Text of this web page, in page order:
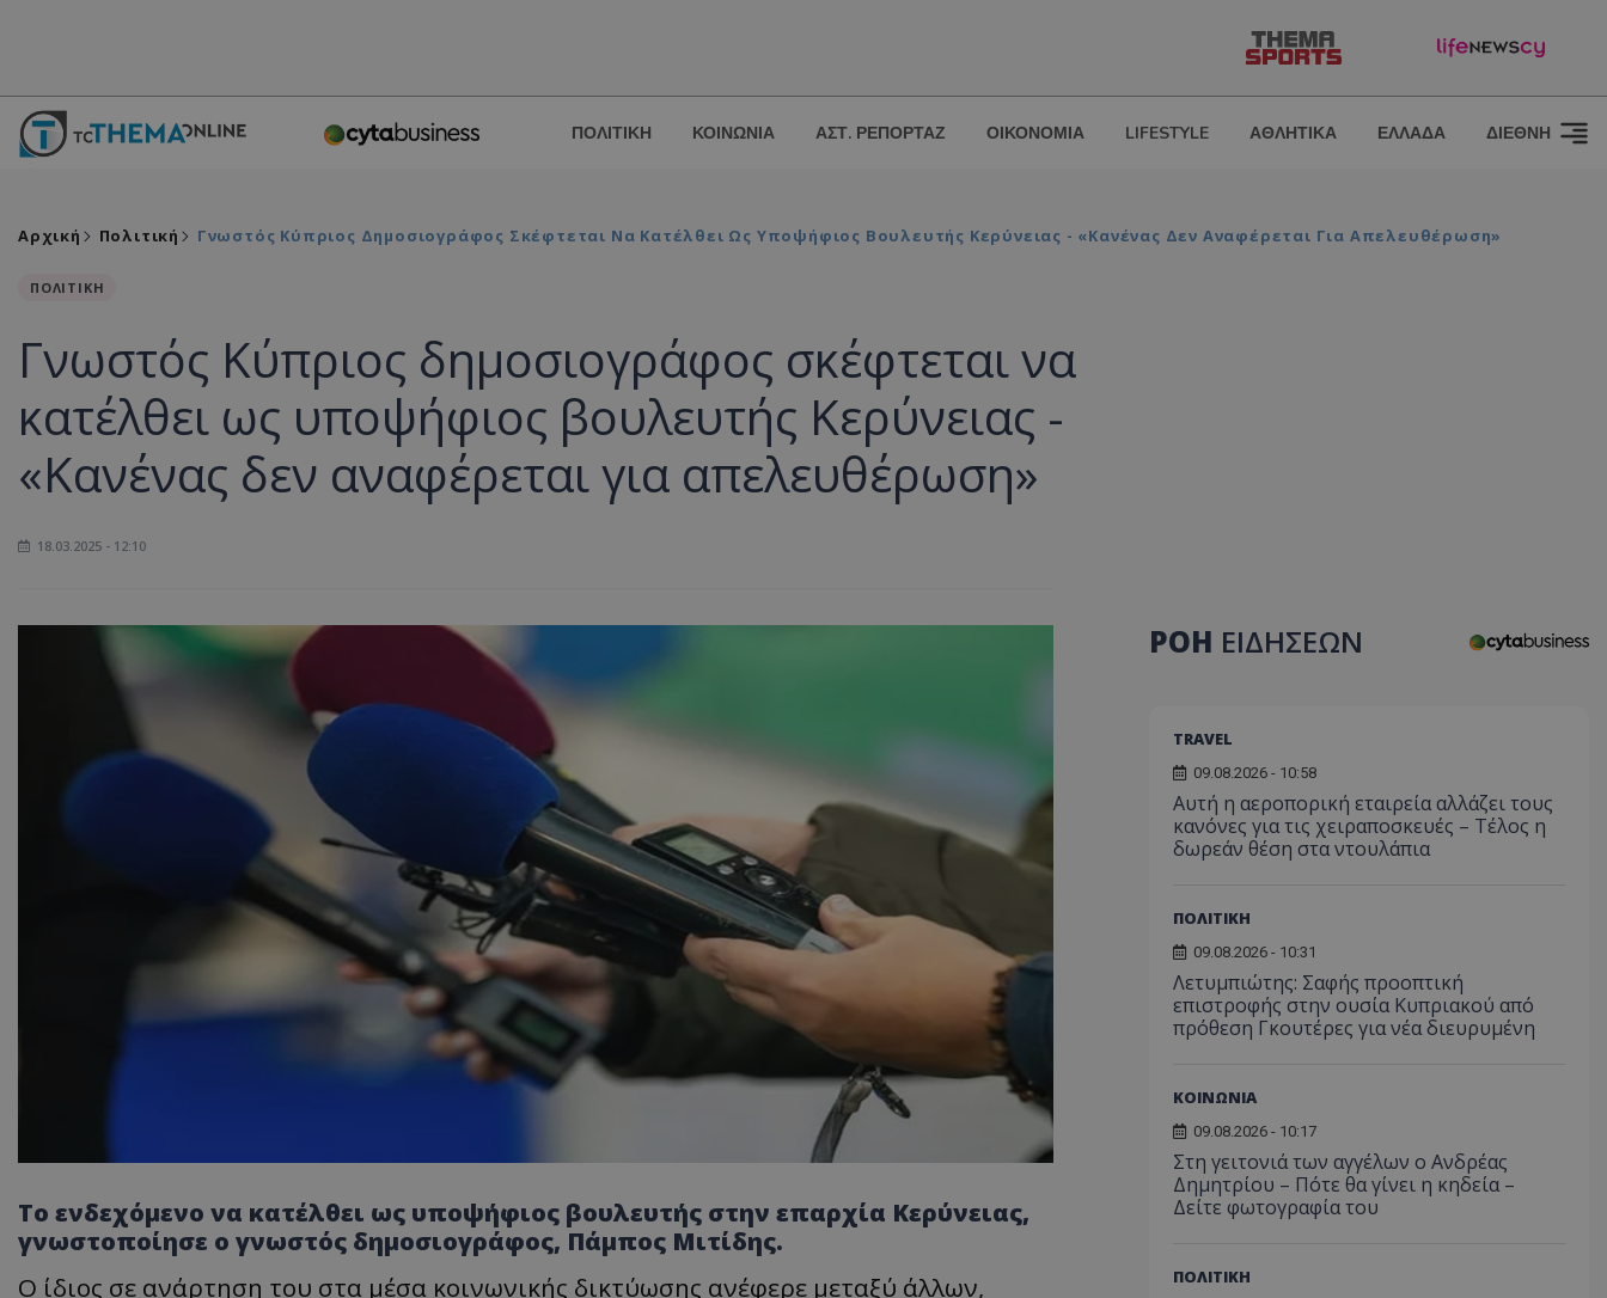
ΠΟΛΙΤΙΚΗ ΚΟΙΝΩΝΙΑ ΑΣΤ. ΡΕΠΟΡΤΑΖ ΟΙΚΟΝΟΜΙΑ LIFESTYLE ΑΘΛΗΤΙΚΑ ΕΛΛΑΔΑ ΔΙΕΘΝΗ
Αρχική Πολιτική Γνωστός Κύπριος Δημοσιογράφος Σκέφτεται Να Κατέλθει Ως Υποψήφιος Βουλευτής Κερύνειας - «Κανένας Δεν Αναφέρεται Για Απελευθέρωση»
ΠΟΛΙΤΙΚΗ
Γνωστός Κύπριος δημοσιογράφος σκέφτεται να
κατέλθει ως υποψήφιος βουλευτής Κερύνειας -
«Κανένας δεν αναφέρεται για απελευθέρωση»
18.03.2025 - 12:10
Το ενδεχόμενο να κατέλθει ως υποψήφιος βουλευτής στην επαρχία Κερύνειας,
γνωστοποίησε ο γνωστός δημοσιογράφος, Πάμπος Μιτίδης.
Ο ίδιος σε ανάρτηση του στα μέσα κοινωνικής δικτύωσης ανέφερε μεταξύ άλλων,
ΡΟΗ ΕΙΔΗΣΕΩΝ
TRAVEL
09.08.2026 - 10:58
Αυτή η αεροπορική εταιρεία αλλάζει τους
κανόνες για τις χειραποσκευές – Τέλος η
δωρεάν θέση στα ντουλάπια
ΠΟΛΙΤΙΚΗ
09.08.2026 - 10:31
Λετυμπιώτης: Σαφής προοπτική
επιστροφής στην ουσία Κυπριακού από
πρόθεση Γκουτέρες για νέα διευρυμένη
ΚΟΙΝΩΝΙΑ
09.08.2026 - 10:17
Στη γειτονιά των αγγέλων ο Ανδρέας
Δημητρίου – Πότε θα γίνει η κηδεία –
Δείτε φωτογραφία του
ΠΟΛΙΤΙΚΗ